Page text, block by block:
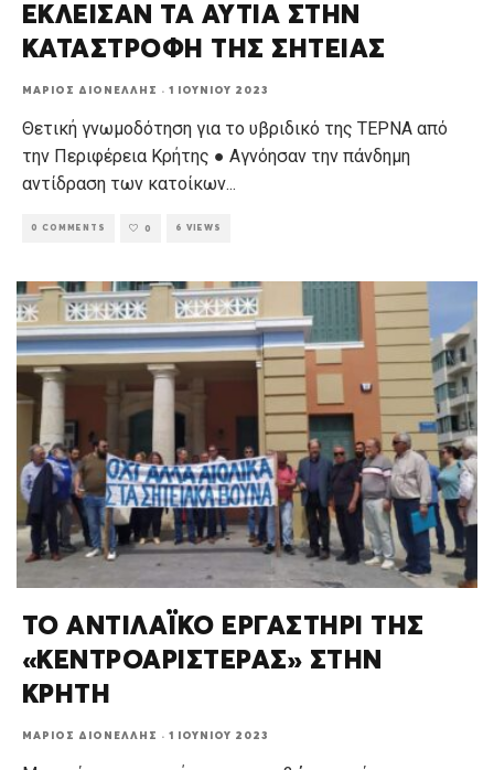
ΕΚΛΕΙΣΑΝ ΤΑ ΑΥΤΙΑ ΣΤΗΝ
ΚΑΤΑΣΤΡΟΦΗ ΤΗΣ ΣΗΤΕΙΑΣ
ΜΆΡΙΟΣ ΔΙΟΝΈΛΛΗΣ · 1 ΙΟΥΝΊΟΥ 2023
Θετική γνωμοδότηση για το υβριδικό της ΤΕΡΝΑ από
την Περιφέρεια Κρήτης ● Αγνόησαν την πάνδημη
αντίδραση των κατοίκων...
0 COMMENTS 0 6 VIEWS
ΤΟ ΑΝΤΙΛΑΪΚΟ ΕΡΓΑΣΤΗΡΙ ΤΗΣ
«ΚΕΝΤΡΟΑΡΙΣΤΕΡΑΣ» ΣΤΗΝ
ΚΡΗΤΗ
ΜΆΡΙΟΣ ΔΙΟΝΈΛΛΗΣ · 1 ΙΟΥΝΊΟΥ 2023